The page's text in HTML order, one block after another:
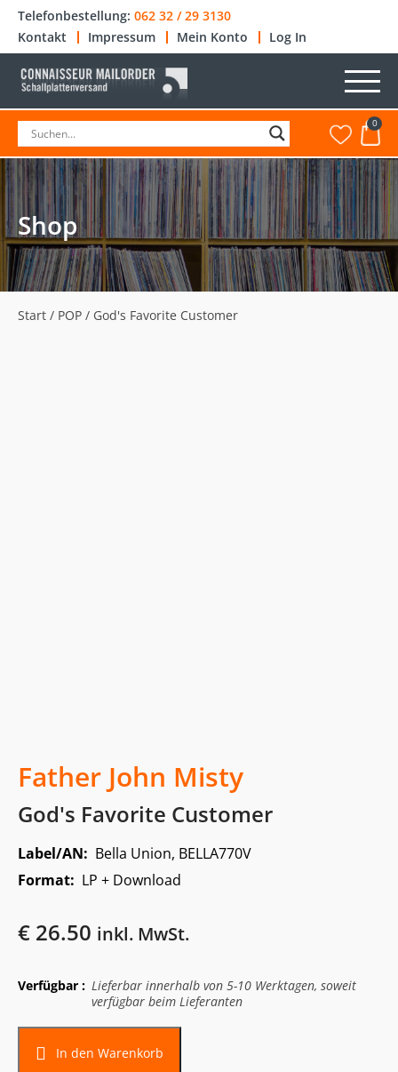
Telefonbestellung: 062 32 / 29 3130
Kontakt
Impressum Mein Konto Log In
0
Shop
Start / POP / God's Favorite Customer
Father John Misty
God's Favorite Customer
Label/AN: Bella Union, BELLA770V
Format: LP + Download
€ 26.50 inkl. MwSt.
Verfügbar : Lieferbar innerhalb von 5-10 Werktagen, soweit
verfügbar beim Lieferanten
In den Warenkorb